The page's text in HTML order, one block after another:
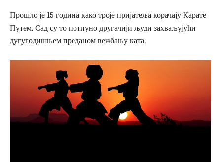
Прошло је 15 година како троје пријатеља корачају Карате
Путем. Сад су то потпуно другачији људи захваљујући
дугугодишњем преданом вежбању ката.